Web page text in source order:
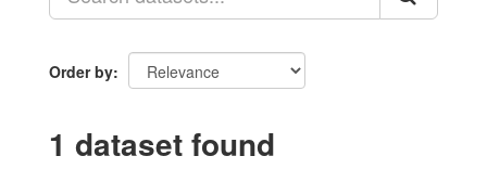
Order by
1 dataset found